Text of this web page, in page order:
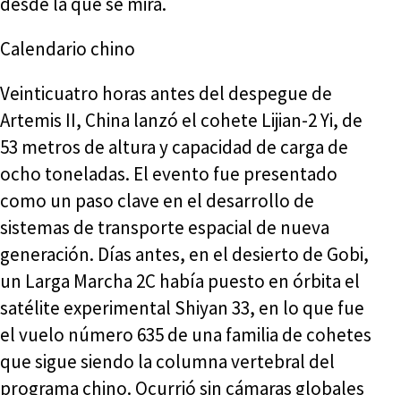
Calendario chino
Veinticuatro horas antes del despegue de
Artemis II, China lanzó el cohete Lijian-2 Yi, de
53 metros de altura y capacidad de carga de
ocho toneladas. El evento fue presentado
como un paso clave en el desarrollo de
sistemas de transporte espacial de nueva
generación. Días antes, en el desierto de Gobi,
un Larga Marcha 2C había puesto en órbita el
satélite experimental Shiyan 33, en lo que fue
el vuelo número 635 de una familia de cohetes
que sigue siendo la columna vertebral del
programa chino. Ocurrió sin cámaras globales